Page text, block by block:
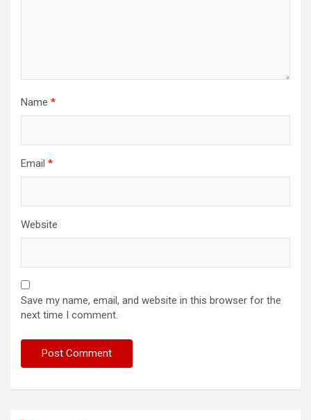
Name *
Email *
Website
Save my name, email, and website in this browser for the
next time I comment.